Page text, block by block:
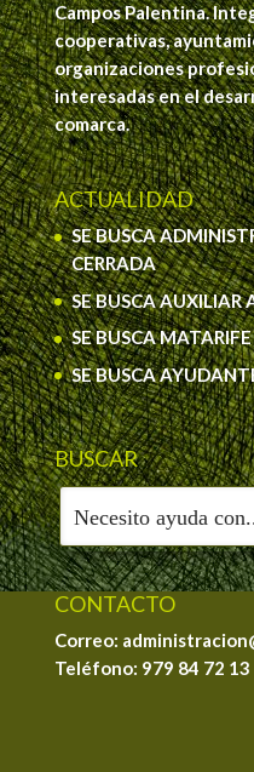
Campos Palentina.
cooperativas,
organizaciones
interesadas en el
comarca.
ACTUALIDAD
SE BUSCA
CERRADA
SE BUSCA
SE BUSCA MATARIFE
SE BUSCA
BUSCAR
CONTACTO
Correo:
Teléfono: 979 84 72 13